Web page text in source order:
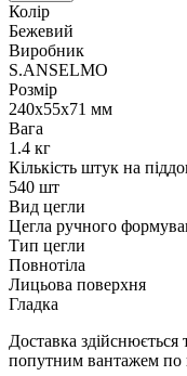
Колір
Бежевий
Виробник
S.ANSELMO
Розмір
240х55х71 мм
Вага
1.4 кг
Кількість штук на
540 шт
Вид цегли
Цегла ручного
Тип цегли
Повнотіла
Лицьова поверхня
Гладка
Доставка
попутним вантажем по